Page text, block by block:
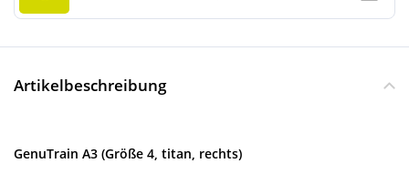
Artikelbeschreibung
GenuTrain A3 (Größe 4, titan, rechts)